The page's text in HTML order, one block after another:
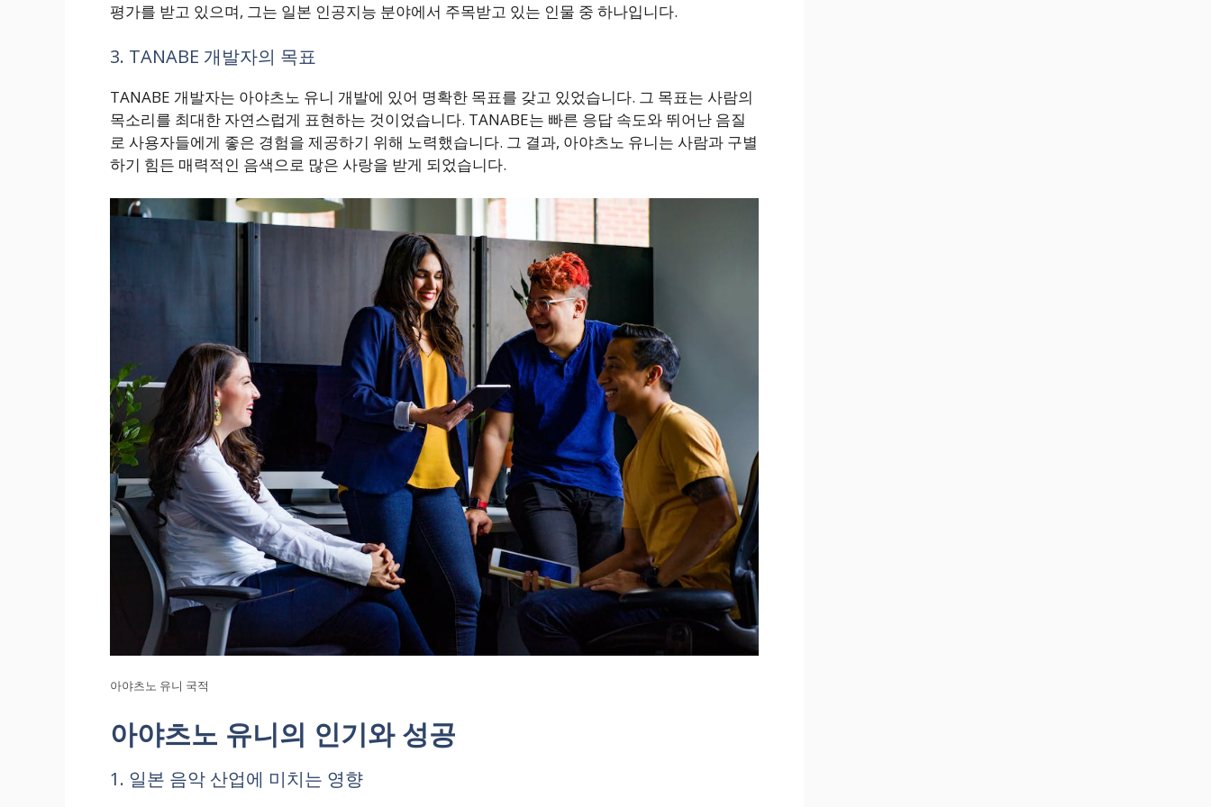
평가를 받고 있으며, 그는 일본 인공지능 분야에서 주목받고 있는 인물 중 하나입니다.
3. TANABE 개발자의 목표
TANABE 개발자는 아야츠노 유니 개발에 있어 명확한 목표를 갖고 있었습니다. 그 목표는 사람의
목소리를 최대한 자연스럽게 표현하는 것이었습니다. TANABE는 빠른 응답 속도와 뛰어난 음질
로 사용자들에게 좋은 경험을 제공하기 위해 노력했습니다. 그 결과, 아야츠노 유니는 사람과 구별
하기 힘든 매력적인 음색으로 많은 사랑을 받게 되었습니다.
아야츠노 유니 국적
아야츠노 유니의 인기와 성공
1. 일본 음악 산업에 미치는 영향